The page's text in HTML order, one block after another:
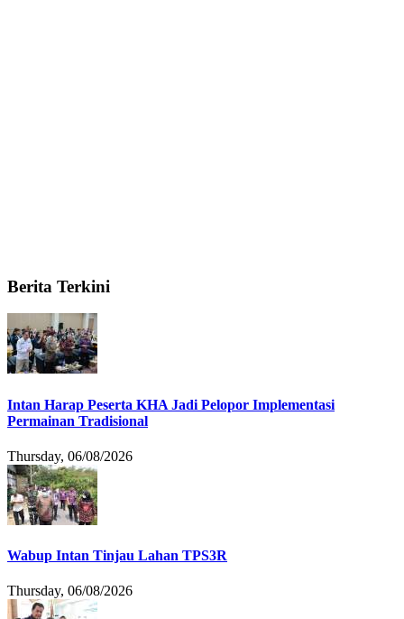
Berita Terkini
Intan Harap Peserta KHA Jadi Pelopor Implementasi
Permainan Tradisional
Thursday, 06/08/2026
Wabup Intan Tinjau Lahan TPS3R
Thursday, 06/08/2026